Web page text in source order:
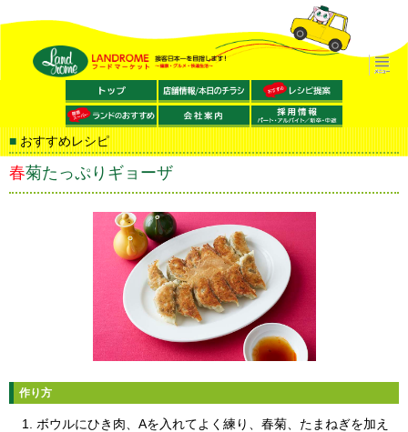
おすすめレシピ
春菊たっぷりギョーザ
作り方
ボウルにひき肉、Aを入れてよく練り、春菊、たまねぎを加え